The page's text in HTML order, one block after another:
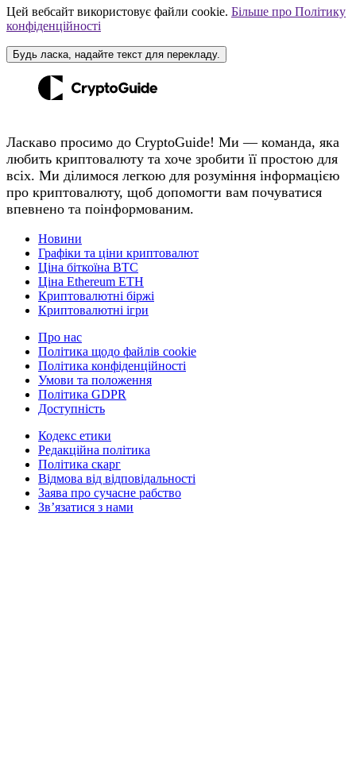
Цей вебсайт використовує файли cookie. Більше про Політику
конфіденційності
Будь ласка, надайте текст для перекладу.
Ласкаво просимо до CryptoGuide! Ми — команда, яка
любить криптовалюту та хоче зробити її простою для
всіх. Ми ділимося легкою для розуміння інформацією
про криптовалюту, щоб допомогти вам почуватися
впевнено та поінформованим.
Новини
Графіки та ціни криптовалют
Ціна біткоїна BTC
Ціна Ethereum ETH
Криптовалютні біржі
Криптовалютні ігри
Про нас
Політика щодо файлів cookie
Політика конфіденційності
Умови та положення
Політика GDPR
Доступність
Кодекс етики
Редакційна політика
Політика скарг
Відмова від відповідальності
Заява про сучасне рабство
Зв’язатися з нами